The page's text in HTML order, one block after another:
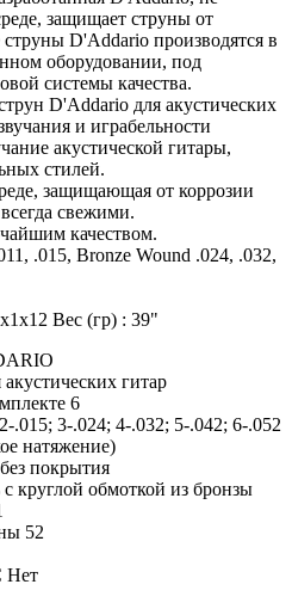
защищает струны от
D'Addario производятся в
оборудовании, под
системы качества.
D'Addario для акустических
и играбельности
акустической гитары,
стилей.
защищающая от коррозии
свежими.
качеством.
.015, Bronze Wound .024, .032,
Вес (гр) : 39"
гитар
6
.015; 3-.024; 4-.032; 5-.042; 6-.052
натяжение)
покрытия
с круглой обмоткой из бронзы
52
Нет